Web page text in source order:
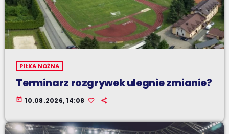
PIŁKA NOŻNA
Terminarz rozgrywek ulegnie zmianie?
today 10.08.2026, 14:08